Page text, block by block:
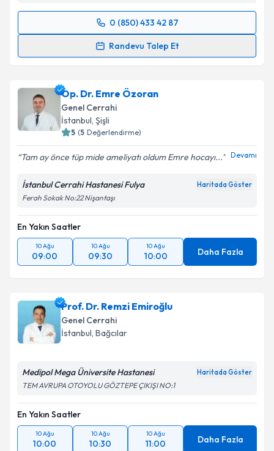
Takvim Talebini Gönder
0 (850) 433 42 87
Randevu Talep Et
Randevu Takvimi Talebi
takvim hazırlandığında e-posta ile bilgilendireceğiz.
E-posta Adresiniz
Metni'ni okudum ve kişisel verilerimin belirtilen
kapsamda işlenmesini kabul ediyorum.
Takvim Talebini Gönder
Op. Dr. Emre Özoran
Genel Cerrahi
İstanbul, Şişli
5 (5 Değerlendirme)
Tam ay önce tüp mide ameliyatı oldum Emre hocayı... Devamı
İstanbul Cerrahi Hastanesi Fulya Haritada Göster
Ferah Sokak No:22 Nişantaşı
En Yakın Saatler
10 Ağu
09:00
10 Ağu
09:30
10 Ağu
10:00 Daha Fazla
Prof. Dr. Remzi Emiroğlu
Genel Cerrahi
İstanbul, Bağcılar
Medipol Mega Üniversite Hastanesi Haritada Göster
TEM AVRUPA OTOYOLU GÖZTEPE ÇIKIŞI NO:1
En Yakın Saatler
10 Ağu
10:00
10 Ağu
10:30
10 Ağu
11:00 Daha Fazla